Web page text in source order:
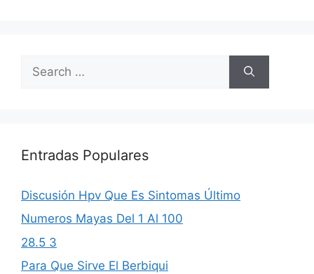
for:
Entradas Populares
Discusión Hpv Que Es Sintomas Último
Numeros Mayas Del 1 Al 100
28.5 3
Para Que Sirve El Berbiqui